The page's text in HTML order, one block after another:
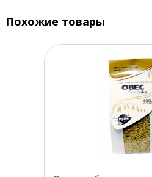
Похожие товары